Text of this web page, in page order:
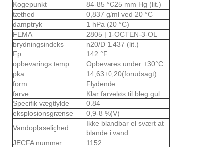
Kogepunkt
84-85 °C25 mm Hg (lit.)
tæthed
0,837 g/ml ved 20 °C
damptryk
1 hPa (20 °C)
FEMA
2805 | 1-OCTEN-3-OL
brydningsindeks
n20/D 1.437 (lit.)
Fp
142 °F
opbevarings temp.
Opbevares under +30°C.
pka
14,63±0,20(forudsagt)
form
Flydende
farve
Klar farveløs til bleg gul
Specifik vægtfylde
0.84
eksplosionsgrænse
0,9-8 %(V)
Vandopløselighed
Ikke blandbar el svært at
blande i vand.
JECFA nummer
1152